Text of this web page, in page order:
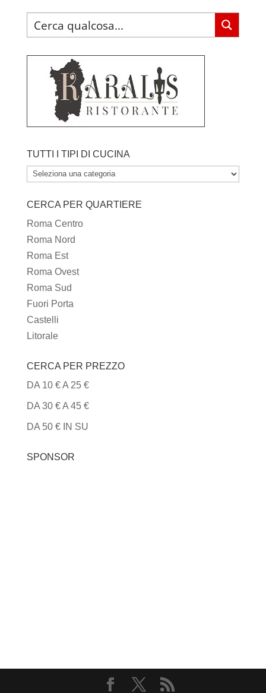
TUTTI I TIPI DI CUCINA
TUTTI
TIPI
DI
CUCINA
CERCA PER QUARTIERE
Roma Centro
Roma Nord
Roma Est
Roma Ovest
Roma Sud
Fuori Porta
Castelli
Litorale
CERCA PER PREZZO
DA 10 € A 25 €
DA 30 € A 45 €
DA 50 € IN SU
SPONSOR